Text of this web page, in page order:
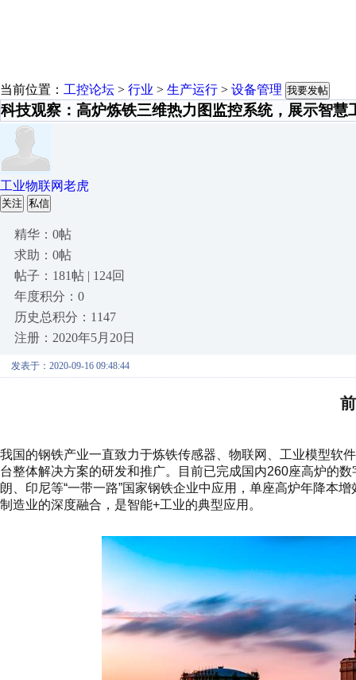
当前位置： 工控论坛 > 行业 > 生产运行 > 设备管理 我要发帖
科技观察：高炉炼铁三维热力图监控系统，展示智慧
工业物联网老虎
关注 私信
精华：0帖
求助：0帖
帖子：181帖 | 124回
年度积分：0
历史总积分：1147
注册：2020年5月20日
发表于：2020-09-16 09:48:44
我国的钢铁产业一直致力于炼铁传感器、物联网、工业模型软
台整体解决方案的研发和推广。目前已完成国内260座高炉的
朗、印尼等“一带一路”国家钢铁企业中应用，单座高炉年降本
制造业的深度融合，是智能+工业的典型应用。